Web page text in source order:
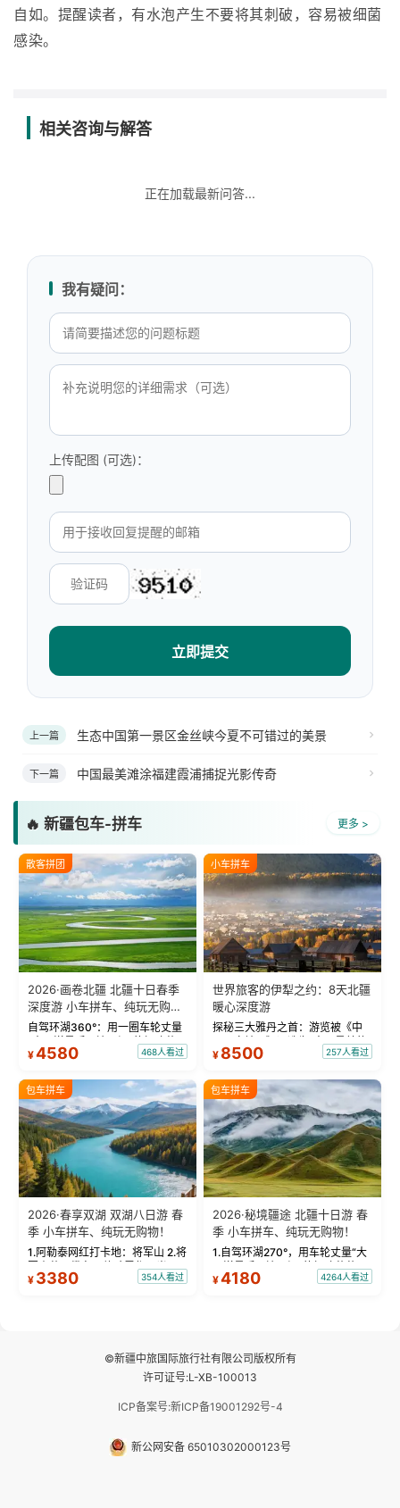
自如。提醒读者，有水泡产生不要将其刺破，容易被细菌
感染。
相关咨询与解答
正在加载最新问答...
我有疑问：
上传配图 (可选)：
立即提交
上一篇 生态中国第一景区金丝峡今夏不可错过的美景
下一篇 中国最美滩涂福建霞浦捕捉光影传奇
🔥 新疆包车-拼车 更多 >
散客拼团
2026·画卷北疆 北疆十日春季
深度游 小车拼车、纯玩无购
物！
自驾环湖360°：用一圈车轮丈量
“大西洋最后一滴眼泪”的极致蔚
蓝。 赛湖旅拍：甄选多款风格服
绝美瞬间。 赛湖坦克300跟车视
频：专业摄影师...
¥4580 468人看过
小车拼车
世界旅客的伊犁之约：8天北疆
暖心深度游
探秘三大雅丹之首：游览被《中
国国家地理》评选为“中国最美的
三大雅丹”第一名的克拉玛依魔鬼
瓦人最大村落——禾木村，欣赏
晨雾与小木...
¥ 8500 257人看过
包车拼车
2026·春享双湖 双湖八日游 春
季 小车拼车、纯玩无购物！
1.阿勒泰网红打卡地：将军山 2.将
军山落日缆车，体验雪都风光 3.
将军山，夕阳派对，蹦迪party 4.
¥ 3380 354人看过
包车拼车
2026·秘境疆途 北疆十日游 春
季 小车拼车、纯玩无购物！
1.自驾环湖270°，用车轮丈量“大
西洋最后一滴眼泪”的极致蔚蓝，
让雪山、花海与深邃湖水在转弯
¥4180 4264人看过
©新疆中旅国际旅行社有限公司版权所有
许可证号:L-XB-100013
ICP备案号:新ICP备19001292号-4
新公网安备 65010302000123号